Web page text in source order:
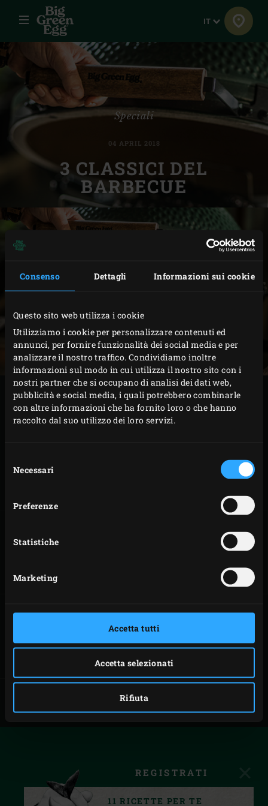
Consenso Dettagli Informazioni sui cookie
Questo sito web utilizza i cookie
Utilizziamo i cookie per personalizzare contenuti ed
annunci, per fornire funzionalità dei social media e per
analizzare il nostro traffico. Condividiamo inoltre
informazioni sul modo in cui utilizza il nostro sito con i
nostri partner che si occupano di analisi dei dati web,
pubblicità e social media, i quali potrebbero combinarle
con altre informazioni che ha fornito loro o che hanno
raccolto dal suo utilizzo dei loro servizi.
delNecessari
Preferenze
Statistiche
Marketing
Accetta tutti
Accetta selezionati
Rifiuta
Menu Lingua
IT
Speciali
04 APRIL 2018
3 CLASSICI DEL
BARBECUE
I classici tradizionali del barbecue sono molto facili da
preparare sul Big Green Egg. Che ne dite di costine dolci e
tenere cotte usando il calore indiretto? O gustosi
usando il metodo della cottura inversa per un risultato
perfetto? Lasciatevi ispirare da queste ricette classiche,
GAMBERONI ALLA
REGISTRATI
11 RICETTE PER TE